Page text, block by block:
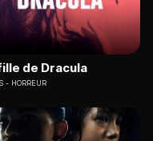
de Dracula
HORREUR